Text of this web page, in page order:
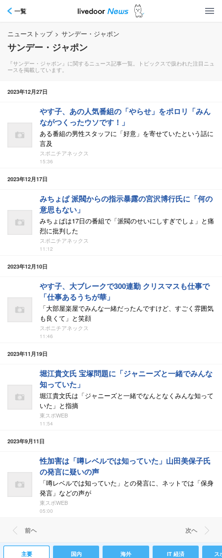
一覧
ニューストップ > サンデー・ジャポン
サンデー・ジャポン
『サンデー・ジャポン』に関するニュース記事一覧。トピックスで扱われた注目ニュ
ースを掲載しています。
2023年12月27日
やす子、あの人気番組の「やらせ」をポロリ「みん
ながつくったウソです！」
ある番組の男性スタッフに「好意」を寄せていたという話に
言及
スポニチアネックス
15:36
2023年12月17日
みちょぱ 派閥からの指示暴露の宮沢博行氏に「何の
意思もない」
みちょぱは17日の番組で「派閥のせいにしすぎでしょ」と痛
烈に批判した
スポニチアネックス
11:12
2023年12月10日
やす子、大ブレークで300連勤 クリスマスも仕事で
「仕事あるうちが華」
「大部屋楽屋でみんな一緒だったんですけど、すごく雰囲気
も良くて」と笑顔
スポニチアネックス
11:46
2023年11月19日
堀江貴文氏 宝塚問題に「ジャニーズと一緒でみんな
知っていた」
堀江貴文氏は「ジャニーズと一緒でなんとなくみんな知って
いた」と指摘
東スポWEB
11:54
2023年9月11日
性加害は「噂レベルでは知っていた」山田美保子氏
の発言に疑いの声
「噂レベルでは知っていた」との発言に、ネットでは「保身
発言」などの声が
東スポWEB
05:00
前ヘ 次ヘ
主要 国内 海外 IT 経済 ス